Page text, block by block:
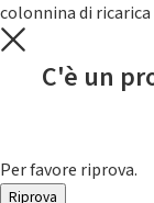
colonnina di
C'è un
Per favore riprova.
Riprova